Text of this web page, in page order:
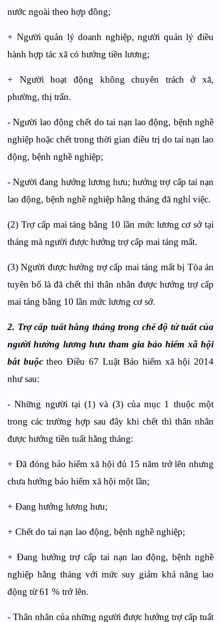
nước ngoài theo hợp đồng;
+ Người quản lý doanh nghiệp, người quản lý điều
hành hợp tác xã có hưởng tiền lương;
+ Người hoạt động không chuyên trách ở xã,
phường, thị trấn.
- Người lao động chết do tai nạn lao động, bệnh nghề
nghiệp hoặc chết trong thời gian điều trị do tai nạn lao
động, bệnh nghề nghiệp;
- Người đang hưởng lương hưu; hưởng trợ cấp tai nạn
lao động, bệnh nghề nghiệp hằng tháng đã nghỉ việc.
(2) Trợ cấp mai táng bằng 10 lần mức lương cơ sở tại
tháng mà người được hưởng trợ cấp mai táng mất.
(3) Người được hưởng trợ cấp mai táng mất bị Tòa án
tuyên bố là đã chết thì thân nhân được hưởng trợ cấp
mai táng bằng 10 lần mức lương cơ sở.
2. Trợ cấp tuất hằng tháng trong chế độ tử tuất của
người hưởng lương hưu tham gia bảo hiểm xã hội
bắt buộctheo Điều 67 Luật Bảo hiểm xã hội 2014
như sau:
- Những người tại (1) và (3) của mục 1 thuộc một
trong các trường hợp sau đây khi chết thì thân nhân
được hưởng tiền tuất hằng tháng:
+ Đã đóng bảo hiểm xã hội đủ 15 năm trở lên nhưng
chưa hưởng bảo hiểm xã hội một lần;
+ Đang hưởng lương hưu;
+ Chết do tai nạn lao động, bệnh nghề nghiệp;
+ Đang hưởng trợ cấp tai nạn lao động, bệnh nghề
nghiệp hằng tháng với mức suy giảm khả năng lao
động từ 61 % trở lên.
- Thân nhân của những người được hưởng trợ cấp tuất